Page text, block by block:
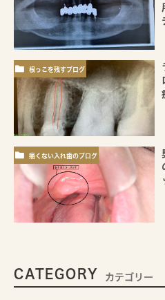
根っこを残すブログ
痛くない入れ歯のブログ
CATEGORY カテゴリー